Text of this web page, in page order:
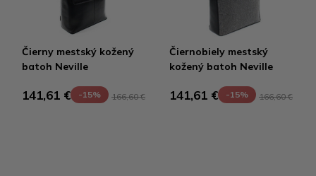
Čierny mestský kožený
batoh Neville
141,61 € -15% 166,60 €
Čiernobiely mestský
kožený batoh Neville
141,61 € -15% 166,60 €